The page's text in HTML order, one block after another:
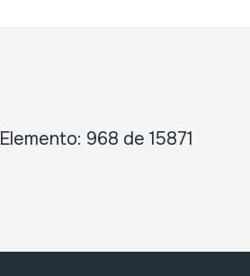
Elemento: 968 de 15871